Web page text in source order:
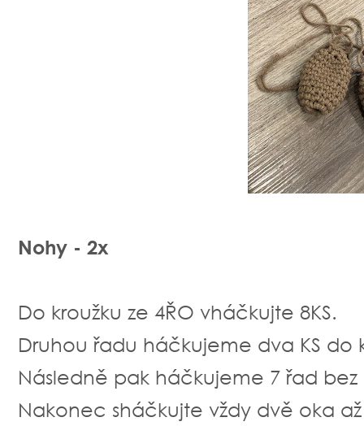
Nohy - 2x
Do kroužku ze 4ŘO vháčkujte 8KS.
Druhou řadu háčkujeme dva KS do
Následně pak háčkujeme 7 řad
Nakonec sháčkujte vždy dvě oka